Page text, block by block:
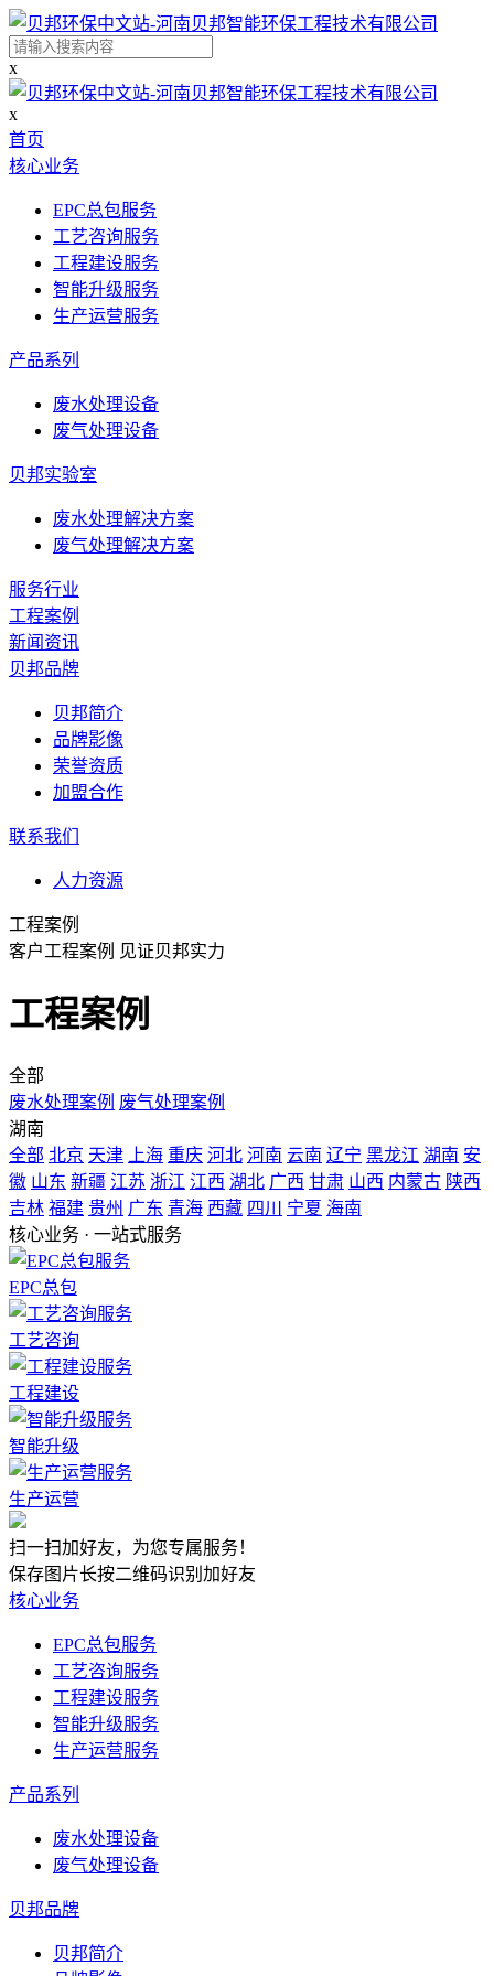
x
x
首页
核心业务
EPC总包服务
工艺咨询服务
工程建设服务
智能升级服务
生产运营服务
产品系列
废水处理设备
废气处理设备
贝邦实验室
废水处理解决方案
废气处理解决方案
服务行业
工程案例
新闻资讯
贝邦品牌
贝邦简介
品牌影像
荣誉资质
加盟合作
联系我们
人力资源
工程案例
客户工程案例 见证贝邦实力
工程案例
全部
废水处理案例 废气处理案例
湖南
全部 北京 天津 上海 重庆 河北 河南 云南 辽宁 黑龙江 湖南 安
徽 山东 新疆 江苏 浙江 江西 湖北 广西 甘肃 山西 内蒙古 陕西
吉林 福建 贵州 广东 青海 西藏 四川 宁夏 海南
核心业务 · 一站式服务
EPC总包
工艺咨询
工程建设
智能升级
生产运营
扫一扫加好友，为您专属服务！
保存图片长按二维码识别加好友
核心业务
EPC总包服务
工艺咨询服务
工程建设服务
智能升级服务
生产运营服务
产品系列
废水处理设备
废气处理设备
贝邦品牌
贝邦简介